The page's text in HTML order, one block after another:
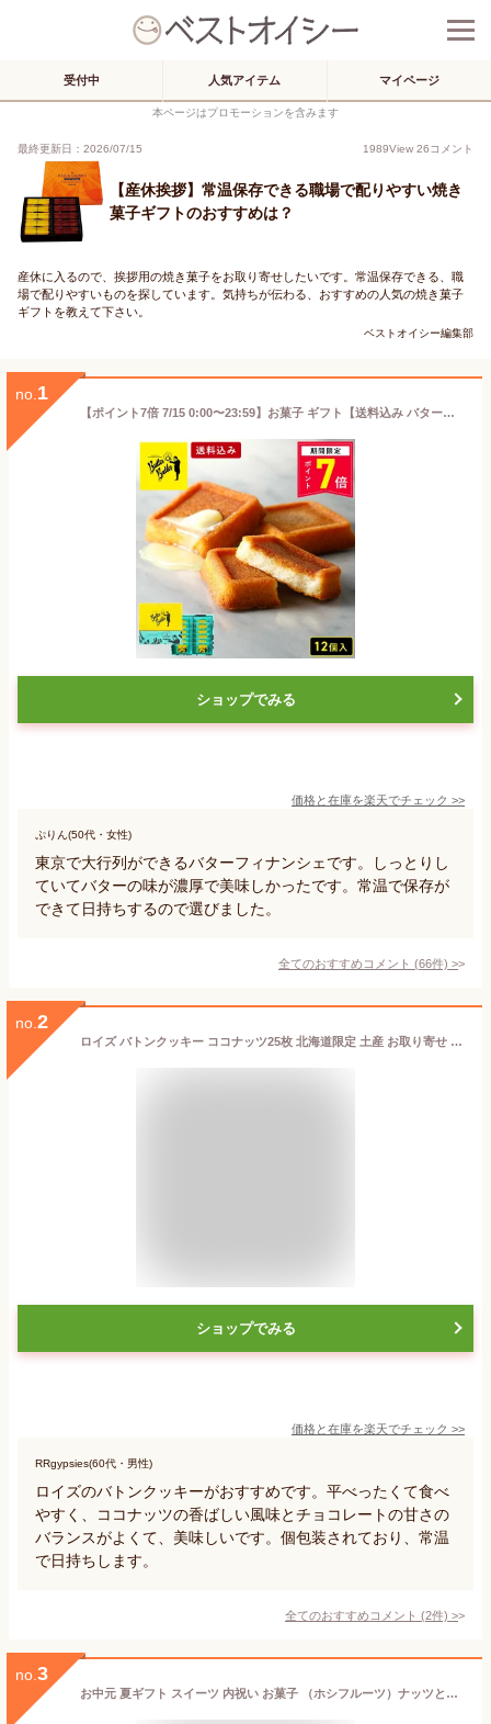
受付中 人気アイテム マイページ
本ページはプロモーションを含みます
最終更新日：2026/07/15 1989View 26コメント
【産休挨拶】常温保存できる職場で配りやすい焼き
菓子ギフトのおすすめは？
産休に入るので、挨拶用の焼き菓子をお取り寄せしたいです。常温保存できる、職
場で配りやすいものを探しています。気持ちが伝わる、おすすめの人気の焼き菓子
ギフトを教えて下さい。
ベストオイシー編集部
no. 1
【ポイント7倍 7/15 0:00〜23:59】お菓子 ギフト【送料込み バターフィナンシェ12個入】 個包装 スイーツ フィナンシェ 焼き菓子 洋菓子 内祝 お祝 出産祝 お礼 おしゃれ 退職 菓子折り ご挨拶 ギフト バターバトラー お供え お中元 御中元 夏ギフト 暑中見舞い
ショップでみる
価格と在庫を楽天でチェック >>
ぷりん(50代・女性)
東京で大行列ができるバターフィナンシェです。しっとりし
ていてバターの味が濃厚で美味しかったです。常温で保存が
できて日持ちするので選びました。
全てのおすすめコメント (66件) >
no. 2
ロイズ バトンクッキー ココナッツ25枚 北海道限定 土産 お取り寄せ プレゼント クリスマス バレンタイン ホワイトデー チョコレート 義理チョコ おすすめ ばらまき プチギフト 友人 家族 贈り物 お返し
ショップでみる
価格と在庫を楽天でチェック >>
RRgypsies(60代・男性)
ロイズのバトンクッキーがおすすめです。平べったくて食べ
やすく、ココナッツの香ばしい風味とチョコレートの甘さの
バランスがよくて、美味しいです。個包装されており、常温
で日持ちします。
全てのおすすめコメント (2件) >
no. 3
お中元 夏ギフト スイーツ 内祝い お菓子 （ホシフルーツ）ナッツとドライフルーツの贅沢ブラウニー 12個（HFNB-12） 詰合せ 結婚内祝い 出産内祝い お返し 詰合せ 快気祝 ご挨拶 写真入り メッセージカード無料 名入れ 贈答品 gws 食べ物 御中元